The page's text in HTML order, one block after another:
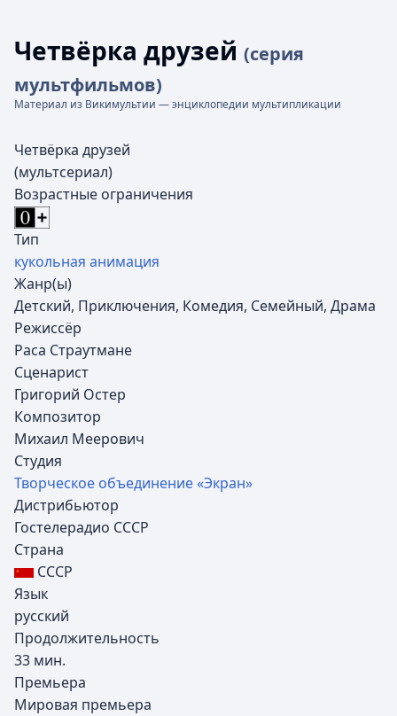
Четвёрка друзей (серия
мультфильмов)
Материал из Викимультии — энциклопедии мультипликации
Четвёрка друзей
(мультсериал)
Возрастные ограничения
Тип
кукольная анимация
Жанр(ы)
Детский, Приключения, Комедия, Семейный, Драма
Режиссёр
Раса Страутмане
Сценарист
Григорий Остер
Композитор
Михаил Меерович
Студия
Творческое объединение «Экран»
Дистрибьютор
Гостелерадио СССР
Страна
СССР
Язык
русский
Продолжительность
33 мин.
Премьера
Мировая премьера